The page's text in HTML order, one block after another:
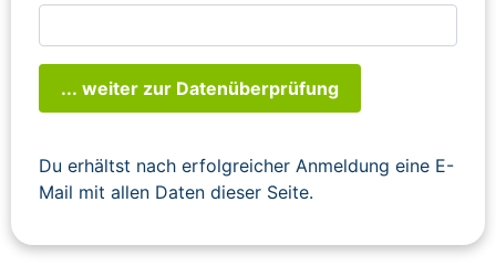
... weiter zur Datenüberprüfung
Du erhältst nach erfolgreicher Anmeldung eine E-
Mail mit allen Daten dieser Seite.